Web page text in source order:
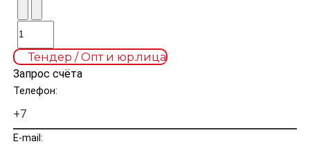
Тендер / Опт и юр.лица
Запрос счёта
Телефон:
E-mail: